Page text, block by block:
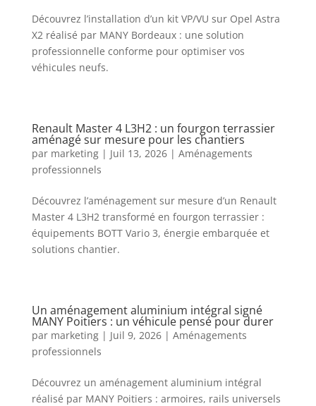
Découvrez l’installation d’un kit VP/VU sur Opel Astra
X2 réalisé par MANY Bordeaux : une solution
professionnelle conforme pour optimiser vos
véhicules neufs.
Renault Master 4 L3H2 : un fourgon terrassier
aménagé sur mesure pour les chantiers
par marketing| Juil 13, 2026| Aménagements
professionnels
Découvrez l’aménagement sur mesure d’un Renault
Master 4 L3H2 transformé en fourgon terrassier :
équipements BOTT Vario 3, énergie embarquée et
solutions chantier.
Un aménagement aluminium intégral signé
MANY Poitiers : un véhicule pensé pour durer
par marketing| Juil 9, 2026| Aménagements
professionnels
Découvrez un aménagement aluminium intégral
réalisé par MANY Poitiers : armoires, rails universels